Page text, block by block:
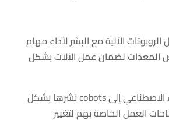
الآلية مع البشر لأداء مهام
لضمان عمل الآلات بشكل
تتيح إضافة الذكاء الاصطناعي إلى cobots نشرها بشكل
العمل الخاصة بهم لتغيير